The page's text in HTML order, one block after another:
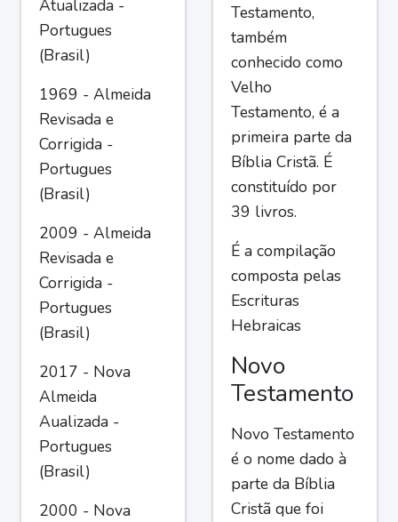
Atualizada -
Portugues
(Brasil)
1969 - Almeida
Revisada e
Corrigida -
Portugues
(Brasil)
2009 - Almeida
Revisada e
Corrigida -
Portugues
(Brasil)
2017 - Nova
Almeida
Aualizada -
Portugues
(Brasil)
2000 - Nova
Testamento,
também
conhecido como
Velho
Testamento, é a
primeira parte da
Bíblia Cristã. É
constituído por
39 livros.
É a compilação
composta pelas
Escrituras
Hebraicas
Novo
Testamento
Novo Testamento
é o nome dado à
parte da Bíblia
Cristã que foi